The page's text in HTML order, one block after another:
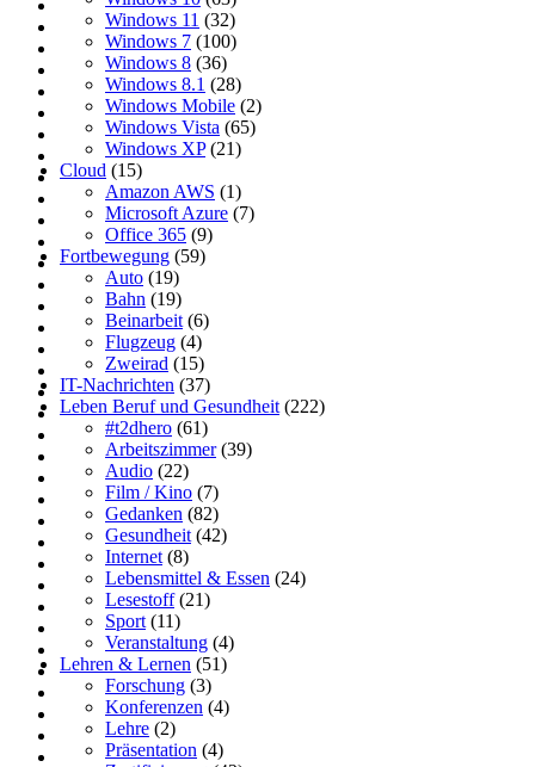
Windows 11 (32)
Windows 7 (100)
Windows 8 (36)
Windows 8.1 (28)
Windows Mobile (2)
Windows Vista (65)
Windows XP(21)
Cloud (15)
Amazon AWS (1)
Microsoft Azure (7)
Office 365 (9)
Fortbewegung (59)
Auto (19)
Bahn (19)
Beinarbeit (6)
Flugzeug (4)
Zweirad (15)
IT-Nachrichten (37)
Leben Beruf und Gesundheit (222)
#t2dhero (61)
Arbeitszimmer(39)
Audio (22)
Film / Kino (7)
Gedanken (82)
Gesundheit (42)
Internet (8)
Lebensmittel & Essen (24)
Lesestoff(21)
Sport (11)
Veranstaltung (4)
Lehren & Lernen (51)
Forschung (3)
Konferenzen (4)
Lehre (2)
Präsentation (4)